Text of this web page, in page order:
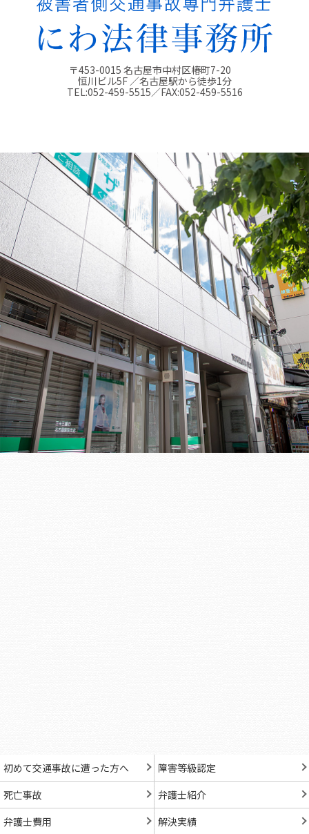
〒453-0015 名古屋市中村区椿町7-20
恒川ビル5F ／名古屋駅から徒歩1分
TEL:052-459-5515／FAX:052-459-5516
初めて交通事故に遭った方へ
障害等級認定
死亡事故
弁護士紹介
弁護士費用
解決実績